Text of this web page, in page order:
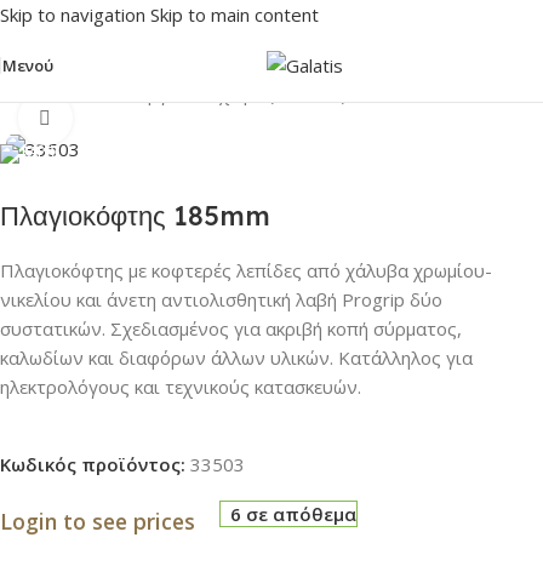
Skip to navigation Skip to main content
Μενού
Πλαγιοκόφτης 185mm
Πλαγιοκόφτης με κοφτερές λεπίδες από χάλυβα χρωμίου-
νικελίου και άνετη αντιολισθητική λαβή Progrip δύο
συστατικών. Σχεδιασμένος για ακριβή κοπή σύρματος,
καλωδίων και διαφόρων άλλων υλικών. Κατάλληλος για
ηλεκτρολόγους και τεχνικούς κατασκευών.
Κωδικός προϊόντος: 33503
Login to see prices 6 σε απόθεμα